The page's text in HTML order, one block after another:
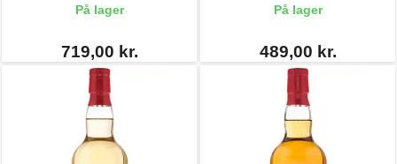
På lager
719,00 kr.
På lager
489,00 kr.